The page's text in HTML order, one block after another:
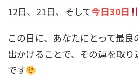
12日、21日、そして今日30日
この日に、あなたにとって最
出かけることで、その運を取
です